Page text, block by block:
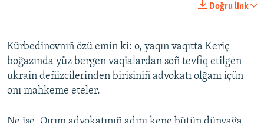
Doğru link
Kürbedinovnıñ özü emin ki: o, yaqın vaqıtta Keriç
boğazında yüz bergen vaqialardan soñ tevfiq etilgen
ukrain deñizcilerinden birisiniñ advokatı olğanı içün
onı mahkeme eteler.